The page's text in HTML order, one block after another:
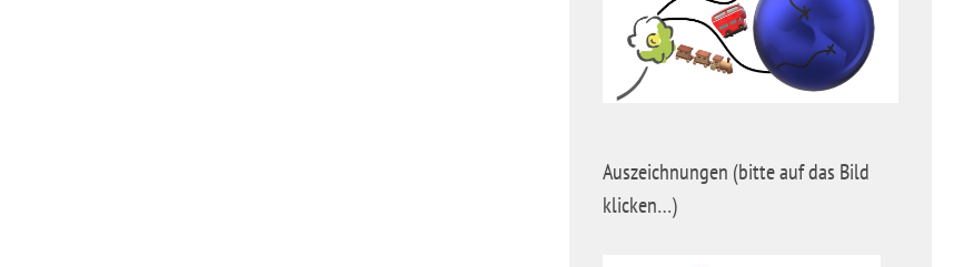
Auszeichnungen (bitte auf das Bild
klicken…)